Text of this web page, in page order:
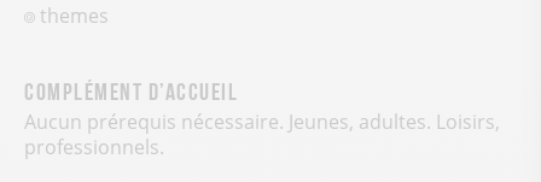
themes
Complément d’accueil
Aucun prérequis nécessaire. Jeunes, adultes. Loisirs,
professionnels.